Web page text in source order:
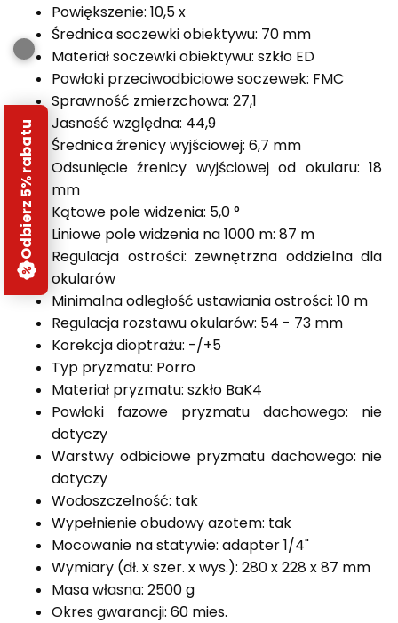
Powiększenie: 10,5 x
Średnica soczewki obiektywu: 70 mm
Materiał soczewki obiektywu: szkło ED
Powłoki przeciwodbiciowe soczewek: FMC
Sprawność zmierzchowa: 27,1
Jasność względna: 44,9
Średnica źrenicy wyjściowej: 6,7 mm
Odsunięcie źrenicy wyjściowej od okularu: 18
mm
Kątowe pole widzenia: 5,0 °
Liniowe pole widzenia na 1000 m: 87 m
Regulacja ostrości: zewnętrzna oddzielna dla
okularów
Minimalna odległość ustawiania ostrości: 10 m
Regulacja rozstawu okularów: 54 - 73 mm
Korekcja dioptrażu: -/+5
Typ pryzmatu: Porro
Materiał pryzmatu: szkło BaK4
Powłoki fazowe pryzmatu dachowego: nie
dotyczy
Warstwy odbiciowe pryzmatu dachowego: nie
dotyczy
Wodoszczelność: tak
Wypełnienie obudowy azotem: tak
Mocowanie na statywie: adapter 1/4"
Wymiary (dł. x szer. x wys.): 280 x 228 x 87 mm
Masa własna: 2500 g
Okres gwarancji: 60 mies.
Odbierz 5% rabatu